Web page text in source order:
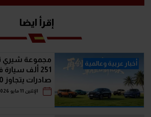
إقرأ ايضا
أخبار عربية وعالمية
مجموعة شيري
251 ألف
صادرات يتجاوز 100%
الإثنين 11 مايو 2026